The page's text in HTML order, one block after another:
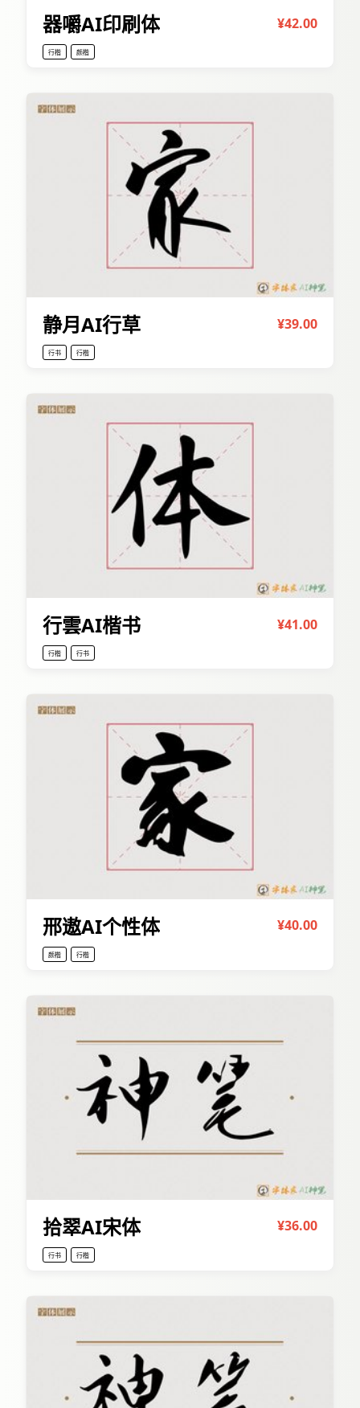
器嚼AI印刷体 ¥42.00
行楷 颜楷
静月AI行草 ¥39.00
行书 行楷
行雲AI楷书 ¥41.00
行楷 行书
邢遨AI个性体 ¥40.00
颜楷 行楷
拾翠AI宋体 ¥36.00
行书 行楷